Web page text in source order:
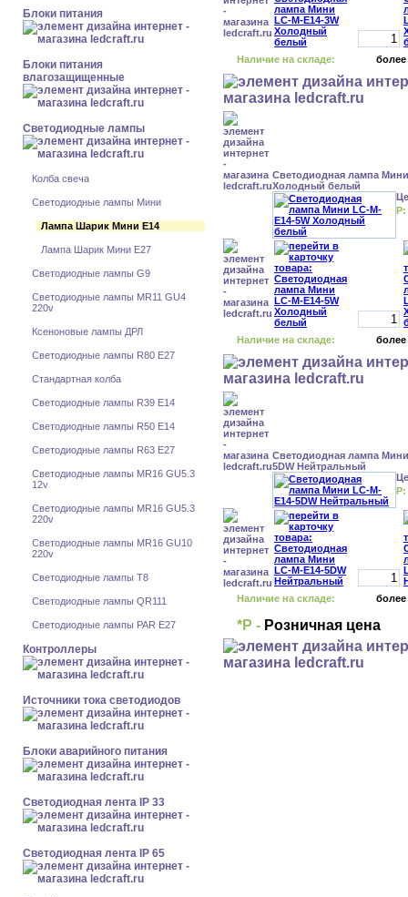
Блоки питания
Блоки питания
влагозащищенные
Светодиодные лампы
Колба свеча
Светодиодные лампы Мини
Лампа Шарик Мини Е14
Лампа Шарик Мини Е27
Светодиодные лампы G9
Светодиодные лампы MR11 GU4
220v
Ксеноновые лампы ДРЛ
Светодиодные лампы R80 E27
Стандартная колба
Светодиодные лампы R39 E14
Светодиодные лампы R50 E14
Светодиодные лампы R63 E27
Светодиодные лампы MR16 GU5.3
12v
Светодиодные лампы MR16 GU5.3
220v
Светодиодные лампы MR16 GU10
220v
Светодиодные лампы Т8
Светодиодные лампы QR111
Светодиодные лампы PAR E27
Контроллеры
Источники тока светодиодов
Блоки аварийного питания
Светодиодная лента IP 33
Светодиодная лента IP 65
Наличие на складе: более
Светодиодная лампа Мини
Холодный белый
Р:
Наличие на складе: более
Светодиодная лампа
5DW Нейтральный
Р:
Наличие на складе: более
*Р - Розничная цена